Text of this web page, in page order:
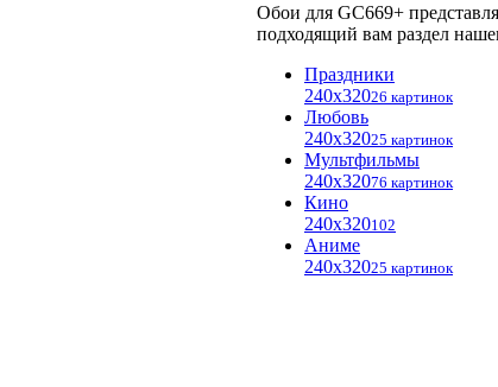
Обои для GC669+
подходящий вам раздел
Праздники
240x32026 картинок
Любовь
240x32025 картинок
Мультфильмы
240x32076 картинок
Кино
240x320102
Аниме
240x32025 картинок